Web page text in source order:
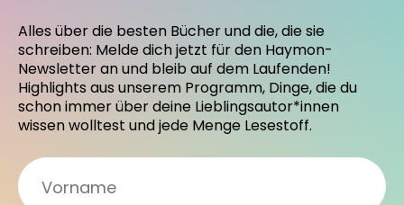
Alles über die besten Bücher und die, die sie
schreiben: Melde dich jetzt für den Haymon-
Newsletter an und bleib auf dem Laufenden!
Highlights aus unserem Programm, Dinge, die du
schon immer über deine Lieblingsautor*innen
wissen wolltest und jede Menge Lesestoff.